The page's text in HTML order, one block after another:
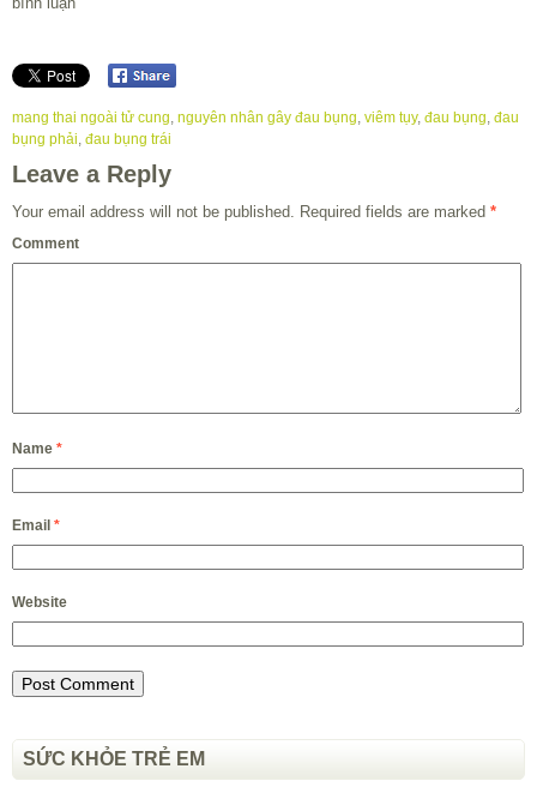
mang thai ngoài tử cung, nguyên nhân gây đau bụng, viêm tụy, đau bụng, đau
bụng phải, đau bụng trái
Leave a Reply
Your email address will not be published. Required fields are marked *
Comment
Name *
Email *
Website
SỨC KHỎE TRẺ EM